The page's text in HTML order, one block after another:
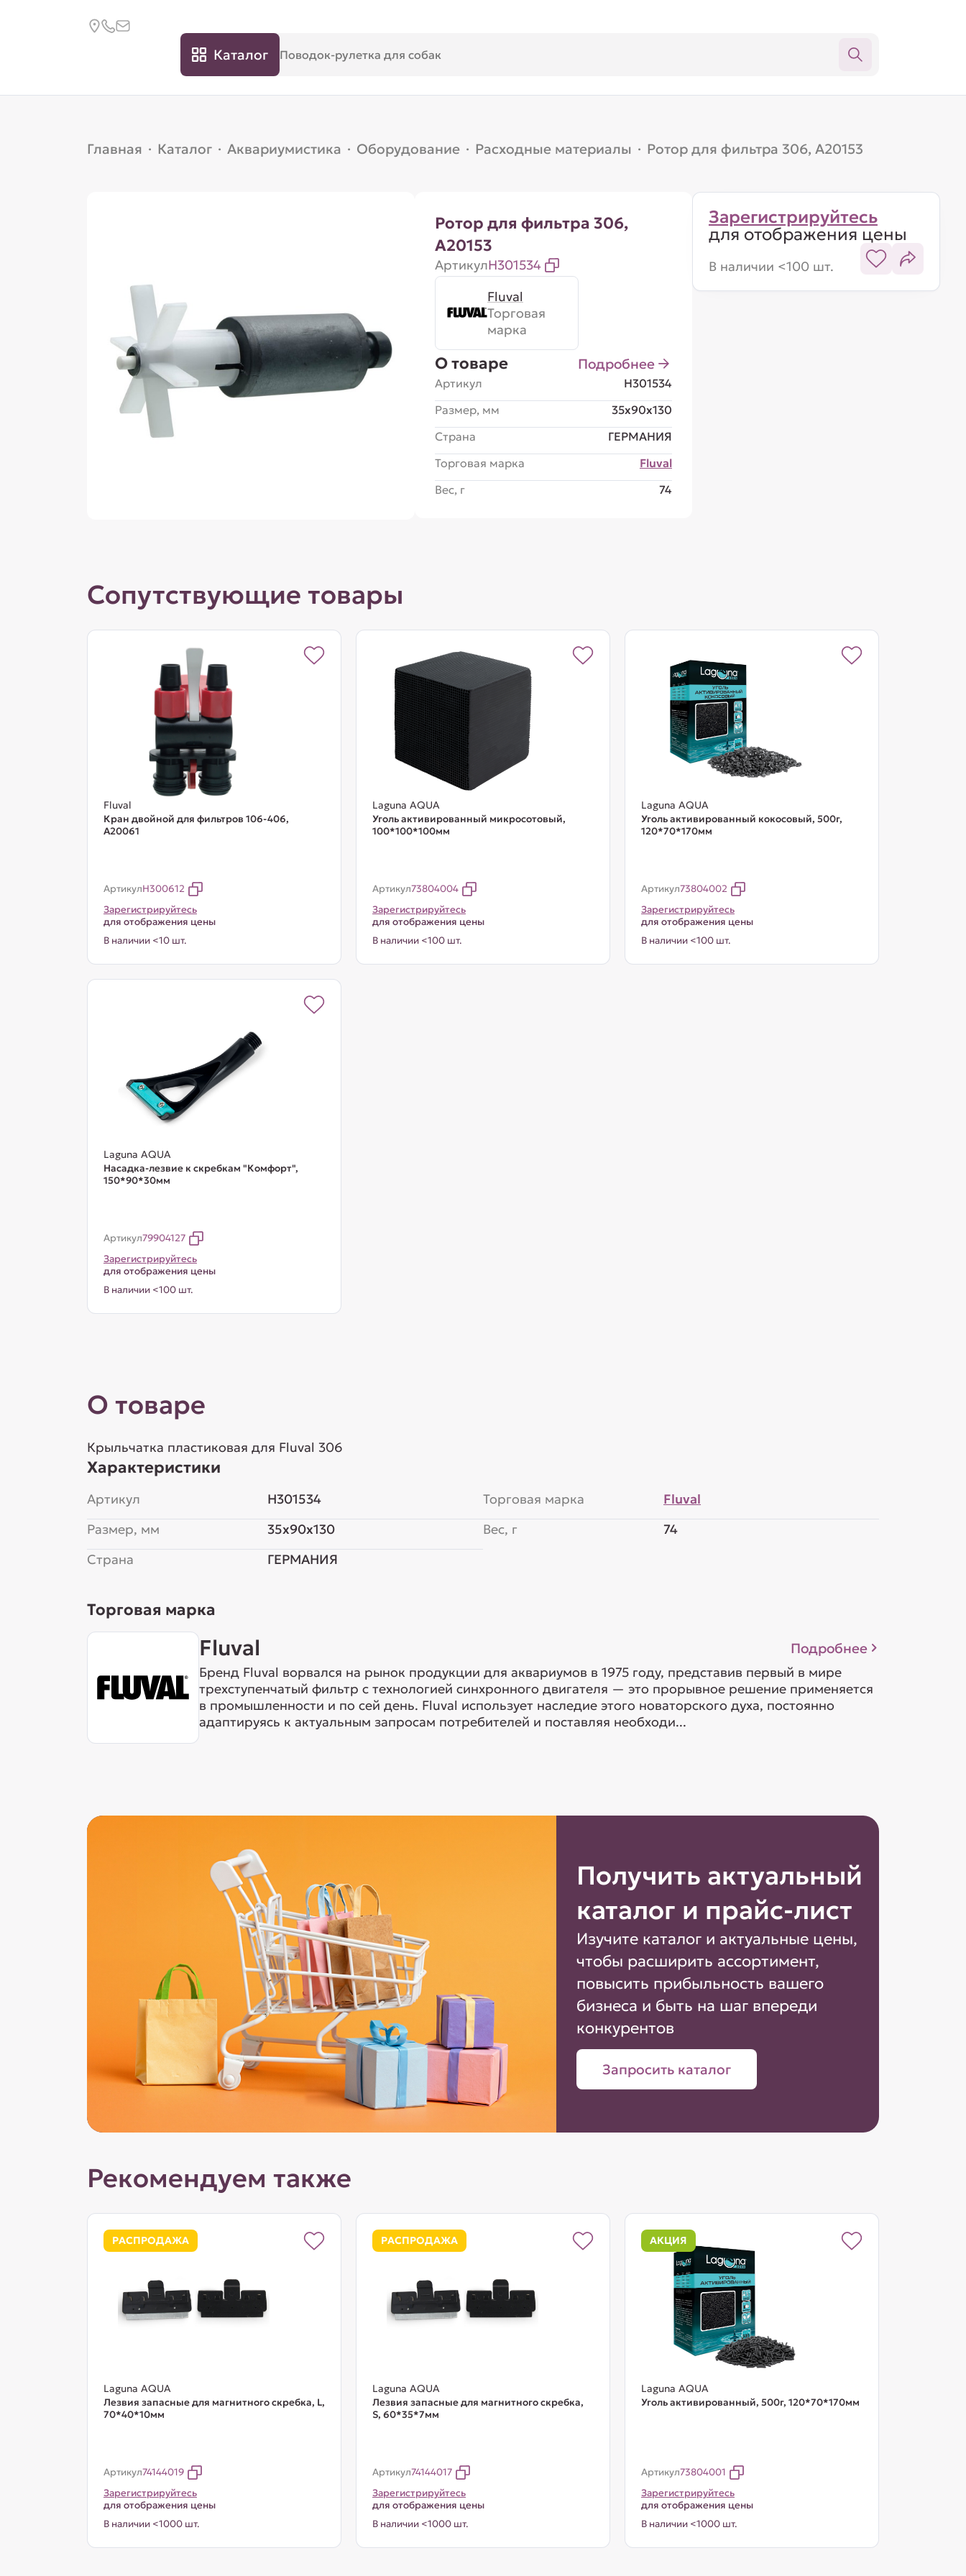
Каталог
Главная · Каталог · Аквариумистика · Оборудование · Расходные материалы · Ротор для фильтра 306, A20153
Ротор для фильтра 306,
A20153
АртикулH301534
Fluval
Торговая
марка
О товаре Подробнее
Артикул
H301534
Размер, мм
35x90x130
Страна
ГЕРМАНИЯ
Торговая марка
Fluval
Вес, г
74
Зарегистрируйтесь
для отображения цены
В наличии <100 шт.
Сопутствующие товары
Fluval
Кран двойной для фильтров 106-406,
A20061
АртикулH300612
Зарегистрируйтесь
для отображения цены
В наличии <10 шт.
Laguna AQUA
Уголь активированный микросотовый,
100*100*100мм
Артикул73804004
Зарегистрируйтесь
для отображения цены
В наличии <100 шт.
Laguna AQUA
Уголь активированный кокосовый, 500г,
120*70*170мм
Артикул73804002
Зарегистрируйтесь
для отображения цены
В наличии <100 шт.
Laguna AQUA
Насадка-лезвие к скребкам "Комфорт",
150*90*30мм
Артикул79904127
Зарегистрируйтесь
для отображения цены
В наличии <100 шт.
О товаре
Крыльчатка пластиковая для Fluval 306
Характеристики
Артикул
H301534
Размер, мм
35x90x130
Страна
ГЕРМАНИЯ
Торговая марка
Fluval
Вес, г
74
Торговая марка
Fluval Подробнее
Бренд Fluval ворвался на рынок продукции для аквариумов в 1975 году, представив первый в мире
трехступенчатый фильтр с технологией синхронного двигателя — это прорывное решение применяется
в промышленности и по сей день. Fluval использует наследие этого новаторского духа, постоянно
адаптируясь к актуальным запросам потребителей и поставляя необходи...
Получить актуальный
каталог и прайс-лист
Изучите каталог и актуальные цены,
чтобы расширить ассортимент,
повысить прибыльность вашего
бизнеса и быть на шаг впереди
конкурентов
Запросить каталог
Рекомендуем также
РАСПРОДАЖА
Laguna AQUA
Лезвия запасные для магнитного скребка, L,
70*40*10мм
Артикул74144019
Зарегистрируйтесь
для отображения цены
В наличии <1000 шт.
РАСПРОДАЖА
Laguna AQUA
Лезвия запасные для магнитного скребка,
S, 60*35*7мм
Артикул74144017
Зарегистрируйтесь
для отображения цены
В наличии <1000 шт.
АКЦИЯ
Laguna AQUA
Уголь активированный, 500г, 120*70*170мм
Артикул73804001
Зарегистрируйтесь
для отображения цены
В наличии <1000 шт.